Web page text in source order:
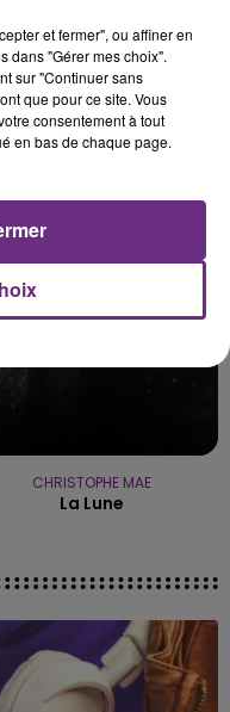
CHRISTOPHE MAE
La Lune
et fermer", ou affiner en
dans "Gérer mes choix".
sur "Continuer sans
que pour ce site. Vous
consentement à tout
en bas de chaque page.